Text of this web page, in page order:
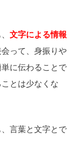
文字による情報
会って、身振りや
に伝わることで
とは少なくな
言葉と文字とで